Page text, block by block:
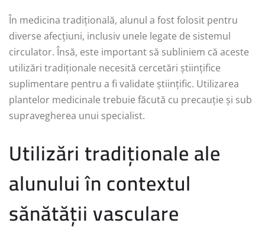
În medicina tradițională, alunul a fost folosit pentru
diverse afecțiuni, inclusiv unele legate de sistemul
circulator. Însă, este important să subliniem că aceste
utilizări tradiționale necesită cercetări științifice
suplimentare pentru a fi validate științific. Utilizarea
plantelor medicinale trebuie făcută cu precauție și sub
supravegherea unui specialist.
Utilizări tradiționale ale
alunului în contextul
sănătății vasculare